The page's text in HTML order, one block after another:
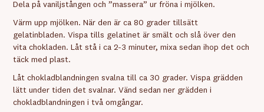
Dela på vaniljstången och ”massera” ur fröna i mjölken.
Värm upp mjölken. När den är ca 80 grader tillsätt
gelatinbladen. Vispa tills gelatinet är smält och slå över den
vita chokladen. Låt stå i ca 2-3 minuter, mixa sedan ihop det och
täck med plast.
Låt chokladblandningen svalna till ca 30 grader. Vispa grädden
lätt under tiden det svalnar. Vänd sedan ner grädden i
chokladblandningen i två omgångar.